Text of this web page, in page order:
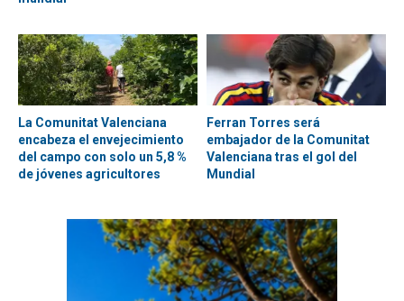
La Comunitat Valenciana
encabeza el envejecimiento
del campo con solo un 5,8 %
de jóvenes agricultores
Ferran Torres será
embajador de la Comunitat
Valenciana tras el gol del
Mundial